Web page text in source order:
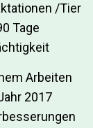
/Tier
Tage
Arbeiten
2017